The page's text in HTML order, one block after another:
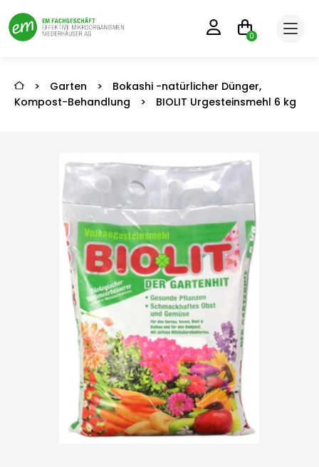
0
> Garten >
Bokashi -natürlicher Dünger,
Kompost-Behandlung
> BIOLIT Urgesteinsmehl 6 kg